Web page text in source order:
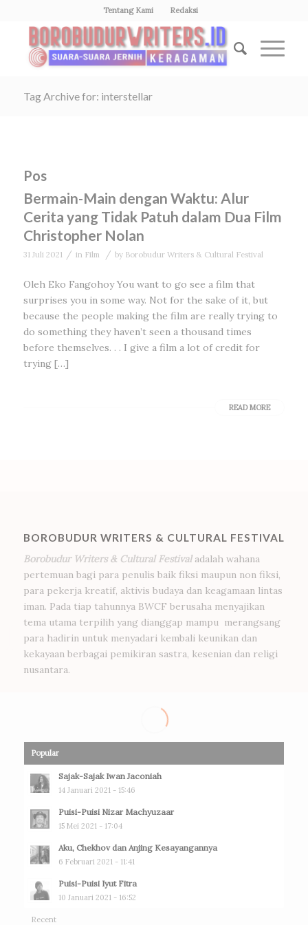
Tentang Kami Redaksi
Tag Archive for: interstellar
Pos
Bermain-Main dengan Waktu: Alur
Cerita yang Tidak Patuh dalam Dua Film
Christopher Nolan
31 Juli 2021 / in Film / by Borobudur Writers & Cultural Festival
Oleh Eko Fangohoy You want to go see a film that
surprises you in some way. Not for the sake of it, but
because the people making the film are really trying to
do something they haven’t seen a thousand times
before themselves. . . I give a film a lot of credit for
trying […]
READ MORE
BOROBUDUR WRITERS & CULTURAL FESTIVAL
Borobudur Writers & Cultural Festivaladalah wahana
pertemuan bagi para penulis baik fiksi maupun non fiksi,
para pekerja kreatif, aktivis budaya dan keagamaan lintas
iman. Pada tiap tahunnya BWCF berusaha menyajikan
tema utama terpilih yang dianggap mampu merangsang
para hadirin untuk menyadari kembali keunikan dan
kekayaan berbagai pemikiran sastra, kesenian dan religi
nusantara.
Popular
Sajak-Sajak Iwan Jaconiah
14 Januari 2021 - 15:46
Puisi-Puisi Nizar Machyuzaar
15 Mei 2021 - 17:04
Aku, Chekhov dan Anjing Kesayangannya
6 Februari 2021 - 11:41
Puisi-Puisi Iyut Fitra
10 Januari 2021 - 16:52
Recent